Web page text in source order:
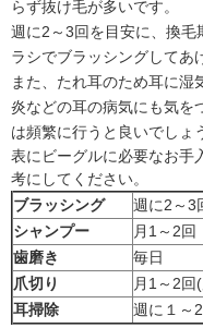
らず抜け毛が多いです。
週に2～3回を目安に、換
ラシでブラッシングしてあ
また、たれ耳のため耳に湿
炎などの耳の病気にも気を
は頻繁に行うと良いでしょ
表にビーグルに必要なお手
考にしてください。
ブラッシング
週に2～3
シャンプー
月1～2回
歯磨き
毎日
爪切り
月1～2回
耳掃除
週に１～